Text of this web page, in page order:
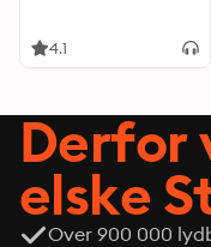
4.1
Derfor
elske
Over 900 000